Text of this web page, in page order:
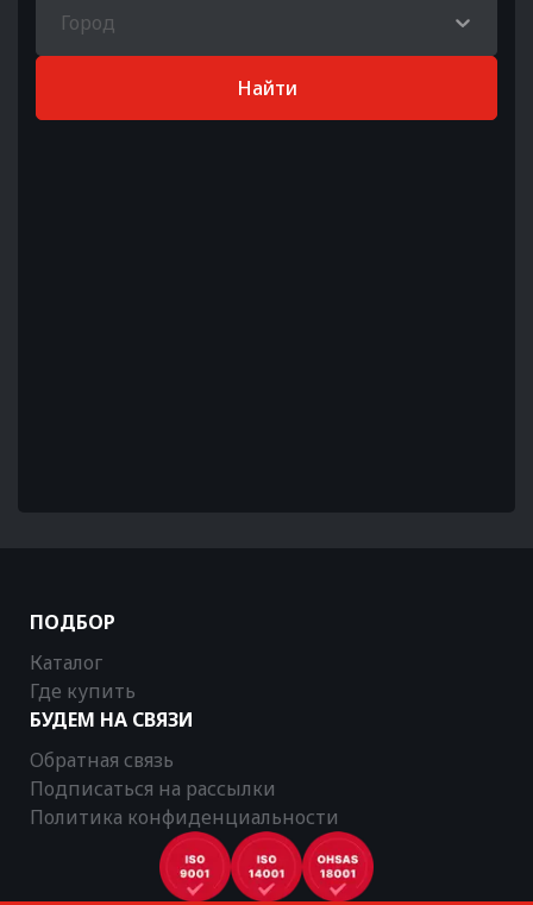
Город
Найти
ПОДБОР
Каталог
Где купить
БУДЕМ НА СВЯЗИ
Обратная связь
Подписаться на рассылки
Политика конфиденциальности